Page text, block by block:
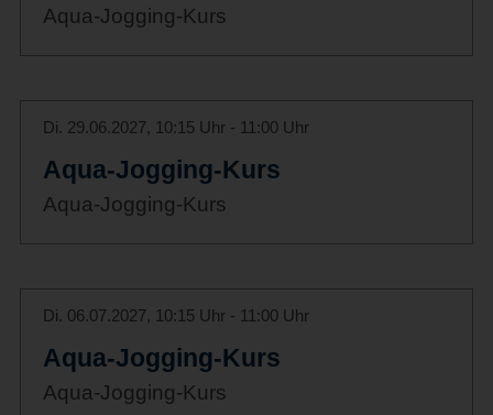
Aqua-Jogging-Kurs
Di. 29.06.2027, 10:15 Uhr - 11:00 Uhr
Aqua-Jogging-Kurs
Aqua-Jogging-Kurs
Di. 06.07.2027, 10:15 Uhr - 11:00 Uhr
Aqua-Jogging-Kurs
Aqua-Jogging-Kurs